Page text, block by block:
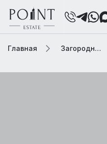
Главная Загородная элитная недвижимость